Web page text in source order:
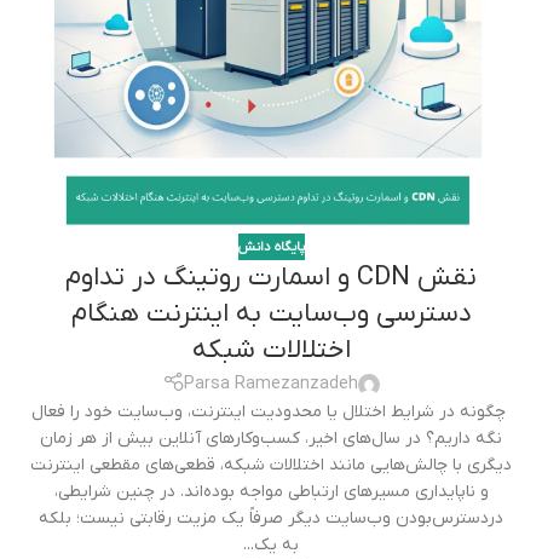
پایگاه دانش
نقش CDN و اسمارت روتینگ در تداوم
دسترسی وب‌سایت به اینترنت هنگام
اختلالات شبکه
Parsa Ramezanzadeh
چگونه در شرایط اختلال یا محدودیت اینترنت، وب‌سایت خود را فعال
نگه داریم؟ در سال‌های اخیر، کسب‌وکارهای آنلاین بیش از هر زمان
دیگری با چالش‌هایی مانند اختلالات شبکه، قطعی‌های مقطعی اینترنت
و ناپایداری مسیرهای ارتباطی مواجه بوده‌اند. در چنین شرایطی،
دردسترس‌بودن وب‌سایت دیگر صرفاً یک مزیت رقابتی نیست؛ بلکه
به یک...